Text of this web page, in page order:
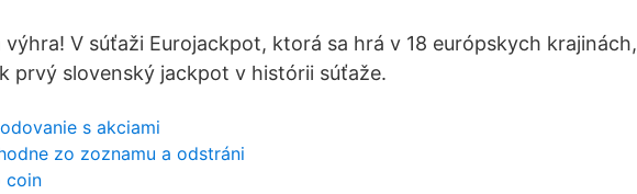
výhra! V súťaži Eurojackpot, ktorá sa hrá v 18 európskych krajinách,
prvý slovenský jackpot v histórii súťaže.
s akciami
zo zoznamu a odstráni
coin